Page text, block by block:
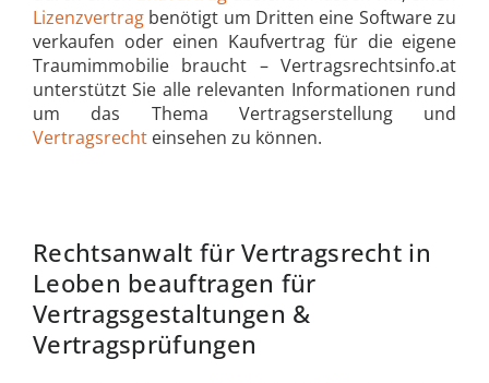
Rechtsanwalt für Vertragsrecht in
Leoben beauftragen für
Vertragsgestaltungen &
Vertragsprüfungen
Lizenzvertrag benötigt um Dritten eine Software zu
verkaufen oder einen Kaufvertrag für die eigene
Traumimmobilie braucht – Vertragsrechtsinfo.at
unterstützt Sie alle relevanten Informationen rund
um das Thema Vertragserstellung und
Vertragsrecht einsehen zu können.